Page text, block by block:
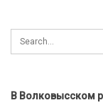
В Волковысском